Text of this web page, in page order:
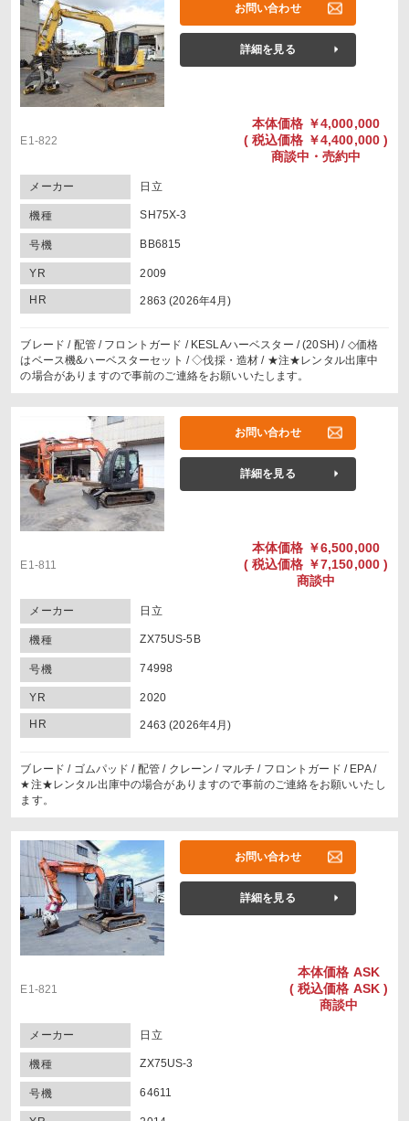
お問い合わせ
詳細を見る
E1-822
本体価格 ￥4,000,000
( 税込価格 ￥4,400,000 )
商談中・売約中
メーカー 日立
機種 SH75X-3
号機 BB6815
YR 2009
HR 2863 (2026年4月)
ブレード / 配管 / フロントガード / KESLAハーベスター / (20SH) / ◇価格
はベース機&ハーベスターセット / ◇伐採・造材 / ★注★レンタル出庫中
の場合がありますので事前のご連絡をお願いいたします。
お問い合わせ
詳細を見る
E1-811
本体価格 ￥6,500,000
( 税込価格 ￥7,150,000 )
商談中
メーカー 日立
機種 ZX75US-5B
号機 74998
YR 2020
HR 2463 (2026年4月)
ブレード / ゴムパッド / 配管 / クレーン / マルチ / フロントガード / EPA /
★注★レンタル出庫中の場合がありますので事前のご連絡をお願いいたし
ます。
お問い合わせ
詳細を見る
E1-821
本体価格 ASK
( 税込価格 ASK )
商談中
メーカー 日立
機種 ZX75US-3
号機 64611